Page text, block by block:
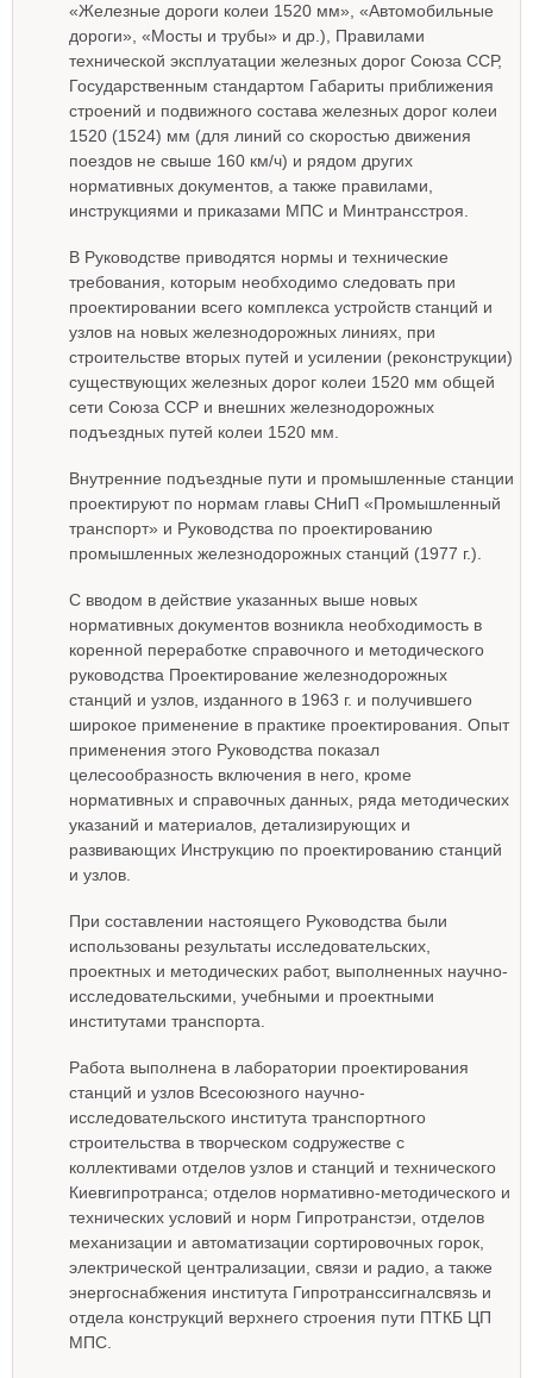
«Железные дороги колеи 1520 мм», «Автомобильные
дороги», «Мосты и трубы» и др.), Правилами
технической эксплуатации железных дорог Союза ССР,
Государственным стандартом Габариты приближения
строений и подвижного состава железных дорог колеи
1520 (1524) мм (для линий со скоростью движения
поездов не свыше 160 км/ч) и рядом других
нормативных документов, а также правилами,
инструкциями и приказами МПС и Минтрансстроя.
В Руководстве приводятся нормы и технические
требования, которым необходимо следовать при
проектировании всего комплекса устройств станций и
узлов на новых железнодорожных линиях, при
строительстве вторых путей и усилении (реконструкции)
существующих железных дорог колеи 1520 мм общей
сети Союза ССР и внешних железнодорожных
подъездных путей колеи 1520 мм.
Внутренние подъездные пути и промышленные станции
проектируют по нормам главы СНиП «Промышленный
транспорт» и Руководства по проектированию
промышленных железнодорожных станций (1977 г.).
С вводом в действие указанных выше новых
нормативных документов возникла необходимость в
коренной переработке справочного и методического
руководства Проектирование железнодорожных
станций и узлов, изданного в 1963 г. и получившего
широкое применение в практике проектирования. Опыт
применения этого Руководства показал
целесообразность включения в него, кроме
нормативных и справочных данных, ряда методических
указаний и материалов, детализирующих и
развивающих Инструкцию по проектированию станций
и узлов.
При составлении настоящего Руководства были
использованы результаты исследовательских,
проектных и методических работ, выполненных научно-
исследовательскими, учебными и проектными
институтами транспорта.
Работа выполнена в лаборатории проектирования
станций и узлов Всесоюзного научно-
исследовательского института транспортного
строительства в творческом содружестве с
коллективами отделов узлов и станций и технического
Киевгипротранса; отделов нормативно-методического и
технических условий и норм Гипротранстэи, отделов
механизации и автоматизации сортировочных горок,
электрической централизации, связи и радио, а также
энергоснабжения института Гипротранссигналсвязь и
отдела конструкций верхнего строения пути ПТКБ ЦП
МПС.